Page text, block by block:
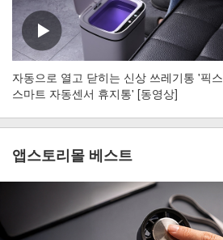
자동으로 열고 닫히는 신상 쓰레기통 '픽스
스마트 자동센서 휴지통' [동영상]
앱스토리몰 베스트